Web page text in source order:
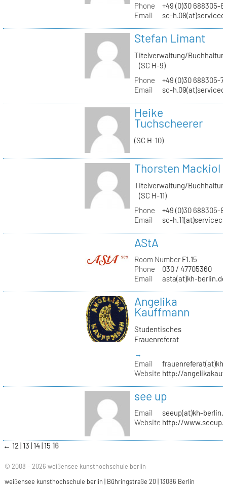
Phone
+49 (0)30 688305-
Email
sc-
Stefan Limant
Titelverwaltung/
(SC H-9)
Phone
+49 (0)30 688305-
Email
sc-
Heike
Tuchscheerer
(SC H-10)
Thorsten Mackiol
Titelverwaltung/
(SC H-11)
Phone
+49 (0)30 688305-
Email
sc-
AStA
Room NumberF1.15
Phone
030 / 47705360
Email
asta(at)kh-berlin.de
Angelika
Kauffmann
Studentisches
Frauenreferat
→
Email
Website http://
see up
Email
seeup(at)kh-
Website http://
← 12 13 14 15 16
© 2008 – 2026 weißensee kunsthochschule berlin
weißensee kunsthochschule berlin | Bühringstraße 20 | 13086 Berlin